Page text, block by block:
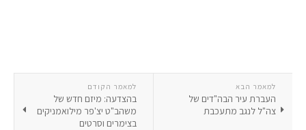
למאמר הקודם
בהצדעה: מיזם חדש של
משהב"ט יצ'פר מילואמניקים
בצימרים וסרטים
למאמר הבא
העברת עיר הבה"דים של
צה"ל לנגב מתעכבת